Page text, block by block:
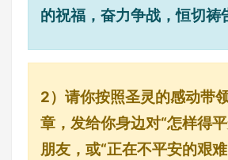
的祝福，奋力争战，恒切祷
2）请你按照圣灵的感动带
章，发给你身边对“怎样得
朋友，或“正在不平安的艰